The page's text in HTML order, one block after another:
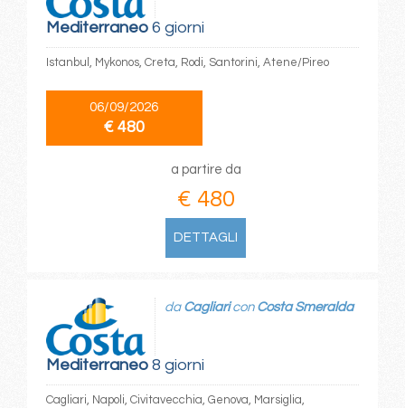
Mediterraneo6 giorni
Istanbul, Mykonos, Creta, Rodi, Santorini, Atene/Pireo
06/09/2026
€ 480
a partire da
€ 480
DETTAGLI
Mediterraneo8 giorni
da Cagliaricon Costa Smeralda
Cagliari, Napoli, Civitavecchia, Genova, Marsiglia,